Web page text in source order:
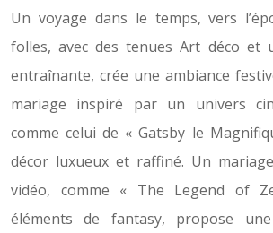
Un voyage dans le temps, vers
folles, avec des tenues Art déco et
entraînante, crée une ambiance
mariage inspiré par un univers
comme celui de « Gatsby le
décor luxueux et raffiné. Un
vidéo, comme « The Legend of
éléments de fantasy, propose